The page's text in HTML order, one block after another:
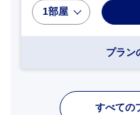
1部屋
プラン
すべての